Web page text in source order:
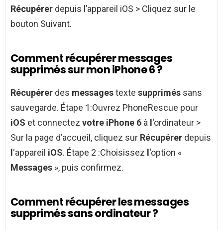
Récupérer depuis l’appareil iOS > Cliquez sur le
bouton Suivant.
Comment récupérer messages
supprimés sur mon iPhone 6 ?
Récupérer des messagestexte supprimés sans
sauvegarde. Étape 1:Ouvrez PhoneRescue pour
iOS et connectez votre iPhone 6 à ‘ordinateur >
Sur la page d’accueil, cliquez sur Récupérer depuis
‘appareil iOS. Étape 2 :Choisissez ‘option «
Messages », puis confirmez.
Comment récupérer les messages
supprimés sans ordinateur ?